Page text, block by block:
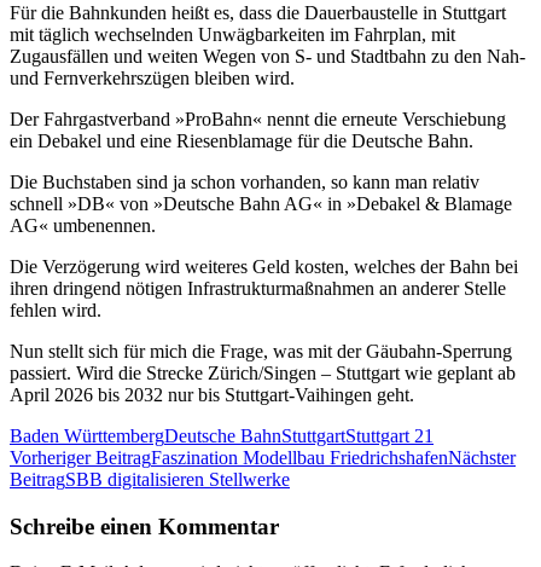
Für die Bahnkunden heißt es, dass die Dauerbaustelle in Stuttgart
mit täglich wechselnden Unwägbarkeiten im Fahrplan, mit
Zugausfällen und weiten Wegen von S- und Stadtbahn zu den Nah-
und Fernverkehrszügen bleiben wird.
Der Fahrgastverband »ProBahn« nennt die erneute Verschiebung
ein Debakel und eine Riesenblamage für die Deutsche Bahn.
Die Buchstaben sind ja schon vorhanden, so kann man relativ
schnell »DB« von »Deutsche Bahn AG« in »Debakel & Blamage
AG« umbenennen.
Die Verzögerung wird weiteres Geld kosten, welches der Bahn bei
ihren dringend nötigen Infrastrukturmaßnahmen an anderer Stelle
fehlen wird.
Nun stellt sich für mich die Frage, was mit der Gäubahn-Sperrung
passiert. Wird die Strecke Zürich/Singen – Stuttgart wie geplant ab
April 2026 bis 2032 nur bis Stuttgart-Vaihingen geht.
Baden WürttembergDeutsche BahnStuttgartStuttgart 21
Beitragsnavigation
Vorheriger BeitragFaszination Modellbau FriedrichshafenNächster
BeitragSBB digitalisieren Stellwerke
Schreibe einen Kommentar